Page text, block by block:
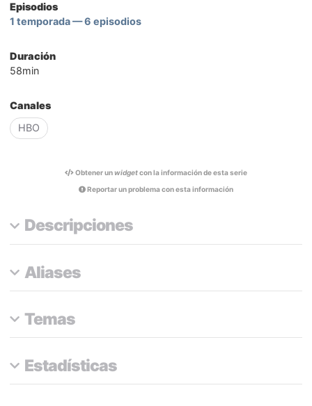
Episodios
1 temporada — 6 episodios
Duración
58min
Canales
HBO
Obtener unwidgetcon la información de esta serie
Reportar un problema con esta información
Descripciones
Aliases
Temas
Estadísticas